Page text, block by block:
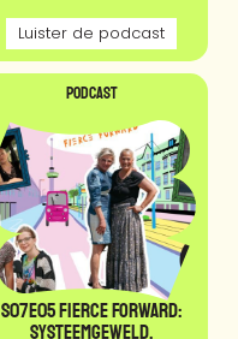
Luister de podcast
Podcast
S07E05 Fierce Forward:
Systeemgeweld,